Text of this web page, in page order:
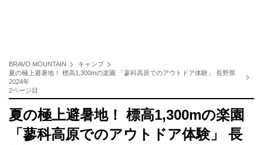
BRAVO MOUNTAIN
キャンプ
夏の極上避暑地！ 標高1,300mの楽園 「蓼科高原でのアウトドア体験」 長野県
2024年
2ページ目
夏の極上避暑地！ 標高1,300mの楽園
「蓼科高原でのアウトドア体験」 長